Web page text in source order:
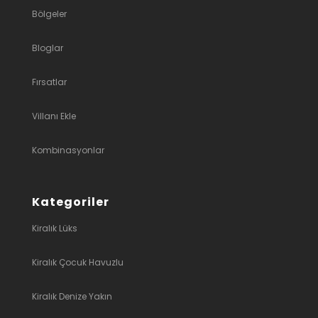
Bölgeler
Bloglar
Fırsatlar
Villanı Ekle
Kombinasyonlar
Kategoriler
Kiralık Lüks
Kiralık Çocuk Havuzlu
Kiralık Denize Yakın